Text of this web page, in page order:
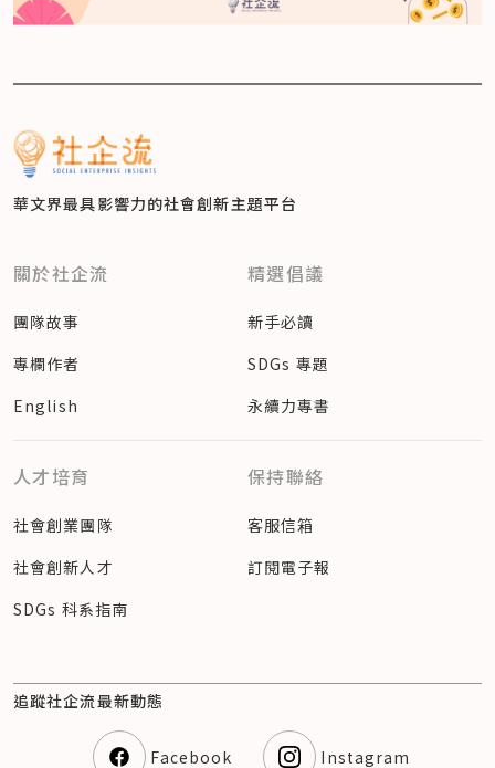
華文界最具影響力的社會創新主題平台
關於社企流
團隊故事
專欄作者
English
精選倡議
新手必讀
SDGs 專題
永續力專書
人才培育
社會創業團隊
社會創新人才
SDGs 科系指南
保持聯絡
客服信箱
訂閱電子報
追蹤社企流最新動態
Facebook Instagram